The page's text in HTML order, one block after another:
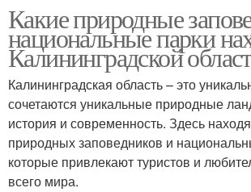
Какие природные
национальные парки
Калининградской
Калининградская область – это
сочетаются уникальные природные
история и современность. Здесь
природных заповедников и
которые привлекают туристов и
всего мира.